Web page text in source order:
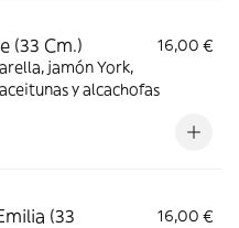
(33 Cm.)
16,00 €
jamón York,
y alcachofas
(33
16,00 €